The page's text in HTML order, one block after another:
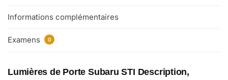
Informations complémentaires
Examens 0
Lumières de Porte Subaru STI Description,